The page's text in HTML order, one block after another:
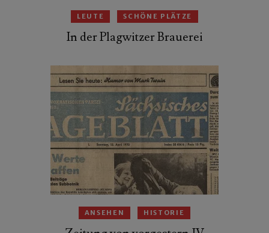
LEUTE SCHÖNE PLÄTZE
In der Plagwitzer Brauerei
ANSEHEN HISTORIE